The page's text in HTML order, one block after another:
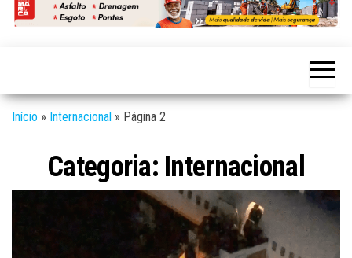
Início » Internacional » Página 2
Categoria: Internacional